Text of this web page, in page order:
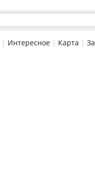
| Интересное | Карта |